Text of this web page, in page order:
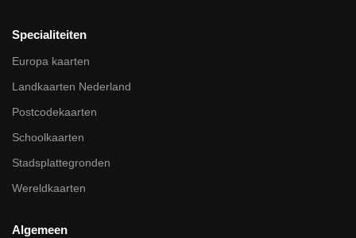
Specialiteiten
Europa kaarten
Landkaarten Nederland
Postcodekaarten
Schoolkaarten
Stadsplattegronden
Wereldkaarten
Algemeen